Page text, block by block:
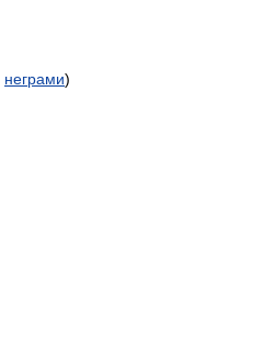
неграми)